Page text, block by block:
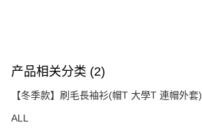
产品相关分类 (2)
【冬季款】刷毛長袖衫(帽T 大學T 連帽外套)
ALL